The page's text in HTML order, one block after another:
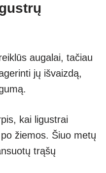
augalai, tačiau
jų išvaizdą,
kai ligustrai
žiemos. Šiuo metų
trąšų